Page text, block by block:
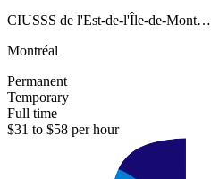
CIUSSS de l'Est-de-l'Île-de-Mont…
Montréal
Permanent
Temporary
Full time
$31 to $58 per hour